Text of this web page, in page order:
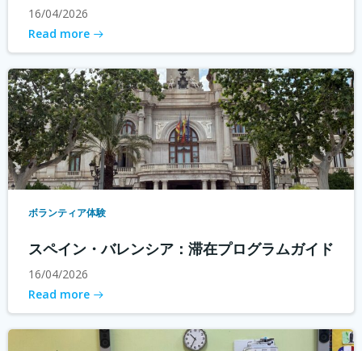
16/04/2026
Read more
ボランティア体験
スペイン・バレンシア：滞在プログラムガイド
16/04/2026
Read more